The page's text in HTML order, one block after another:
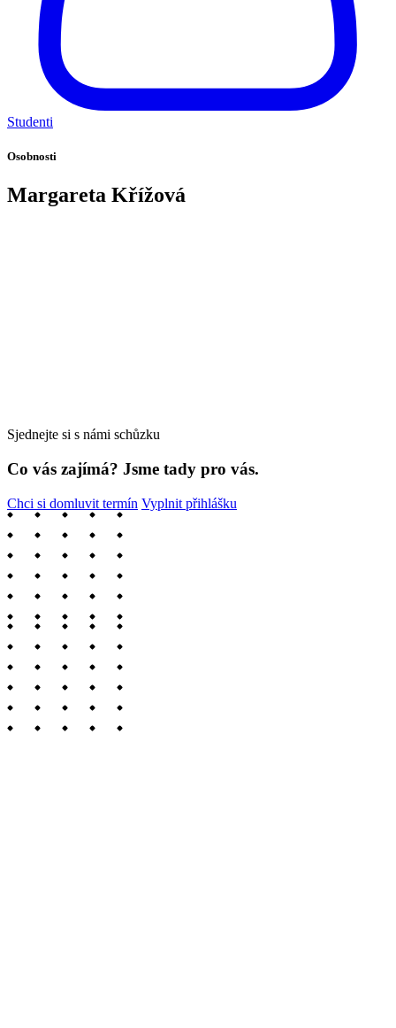
Studenti
Osobnosti
Margareta Křížová
Sjednejte si s námi schůzku
Co vás zajímá? Jsme tady pro vás.
Chci si domluvit termín Vyplnit přihlášku